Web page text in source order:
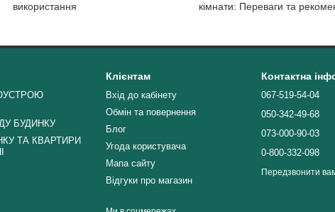
використання
кімнати: Переваги та
БУДИНКУ
ТА КВАРТИРИ
Клієнтам
Вхід до кабінету
Обмін та повернення
Блог
Угода користувача
Мапа сайту
Відгуки про магазин
Контактна
067-519-54-04
050-342-49-68
073-000-90-03
0-800-332-098
Передзвонити